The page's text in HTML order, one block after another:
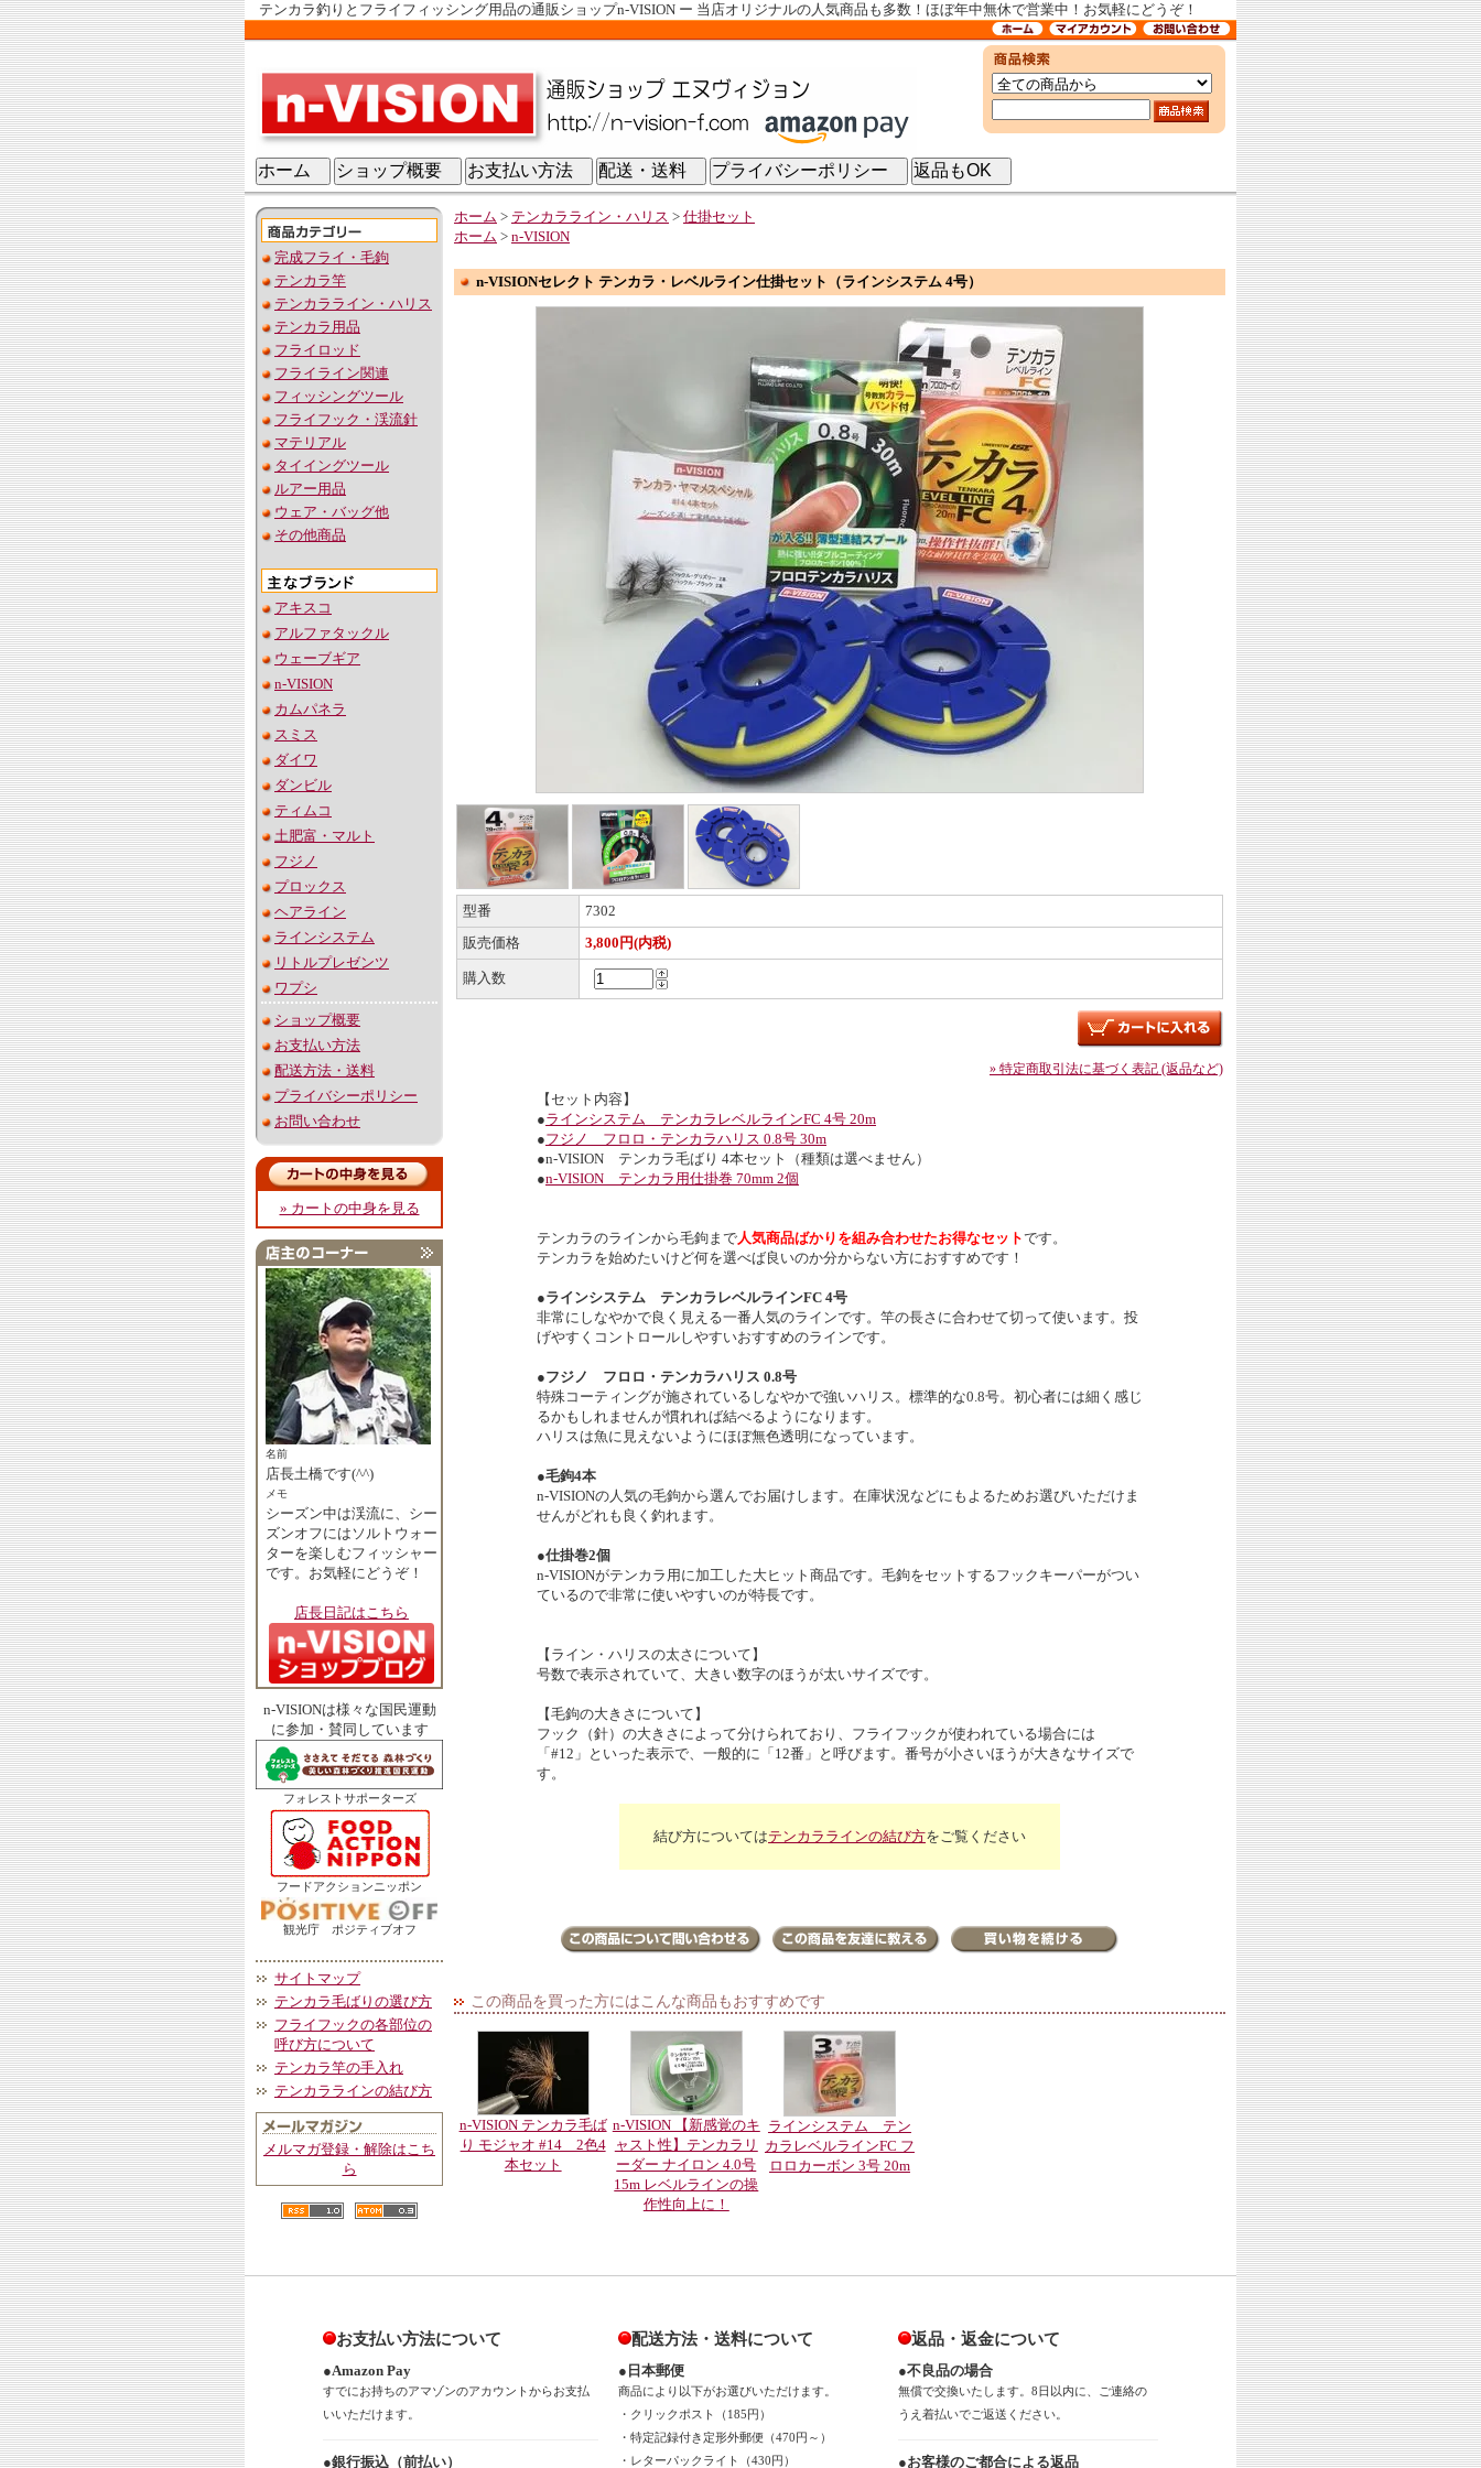
テンカラ釣りとフライフィッシング用品の通販ショップn-VISION ー 当店オリジナルの人気商品も多数！ほぼ年中無休で営業中！お気軽にどうぞ！
ホーム ショップ概要 お支払い方法 配送・送料 プライバシーポリシー 返品もOK
完成フライ・毛鉤
テンカラ竿
テンカラライン・ハリス
テンカラ用品
フライロッド
フライライン関連
フィッシングツール
フライフック・渓流針
マテリアル
タイイングツール
ルアー用品
ウェア・バッグ他
その他商品
アキスコ
アルファタックル
ウェーブギア
n-VISION
カムパネラ
スミス
ダイワ
ダンビル
ティムコ
土肥富・マルト
フジノ
プロックス
ヘアライン
ラインシステム
リトルプレゼンツ
ワプシ
ショップ概要
お支払い方法
配送方法・送料
プライバシーポリシー
お問い合わせ
» カートの中身を見る
名前
店長土橋です(^^)
メモ
シーズン中は渓流に、シー
ズンオフにはソルトウォー
ターを楽しむフィッシャー
です。お気軽にどうぞ！
店長日記はこちら
n-VISIONは様々な国民運動
に参加・賛同しています
フォレストサポーターズ
フードアクションニッポン
観光庁 ポジティブオフ
サイトマップ
テンカラ毛ばりの選び方
フライフックの各部位の
呼び方について
テンカラ竿の手入れ
テンカララインの結び方
メルマガ登録・解除はこち
ら
ホーム > テンカラライン・ハリス > 仕掛セット
ホーム > n-VISION
n-VISIONセレクト テンカラ・レベルライン仕掛セット（ラインシステム 4号）
型番 7302
販売価格 3,800円(内税)
購入数
» 特定商取引法に基づく表記 (返品など)
【セット内容】
●ラインシステム テンカラレベルラインFC 4号 20m
●フジノ フロロ・テンカラハリス 0.8号 30m
●n-VISION テンカラ毛ばり 4本セット（種類は選べません）
●n-VISION テンカラ用仕掛巻 70mm 2個
テンカラのラインから毛鉤まで人気商品ばかりを組み合わせたお得なセットです。
テンカラを始めたいけど何を選べば良いのか分からない方におすすめです！
●ラインシステム テンカラレベルラインFC 4号
非常にしなやかで良く見える一番人気のラインです。竿の長さに合わせて切って使います。投
げやすくコントロールしやすいおすすめのラインです。
●フジノ フロロ・テンカラハリス 0.8号
特殊コーティングが施されているしなやかで強いハリス。標準的な0.8号。初心者には細く感じ
るかもしれませんが慣れれば結べるようになります。
ハリスは魚に見えないようにほぼ無色透明になっています。
●毛鉤4本
n-VISIONの人気の毛鉤から選んでお届けします。在庫状況などにもよるためお選びいただけま
せんがどれも良く釣れます。
●仕掛巻2個
n-VISIONがテンカラ用に加工した大ヒット商品です。毛鉤をセットするフックキーパーがつい
ているので非常に使いやすいのが特長です。
【ライン・ハリスの太さについて】
号数で表示されていて、大きい数字のほうが太いサイズです。
【毛鉤の大きさについて】
フック（針）の大きさによって分けられており、フライフックが使われている場合には
「#12」といった表示で、一般的に「12番」と呼びます。番号が小さいほうが大きなサイズで
す。
結び方についてはテンカララインの結び方をご覧ください
この商品を買った方にはこんな商品もおすすめです
n-VISION テンカラ毛ば
り モジャオ #14 2色4
本セット
n-VISION 【新感覚のキ
ャスト性】テンカラリ
ーダー ナイロン 4.0号
15m レベルラインの操
作性向上に！
ラインシステム テン
カラレベルラインFC フ
ロロカーボン 3号 20m
お支払い方法について
●Amazon Pay
すでにお持ちのアマゾンのアカウントからお支払
いいただけます。
●銀行振込（前払い）
配送方法・送料について
●日本郵便
商品により以下がお選びいただけます。
・クリックポスト（185円）
・特定記録付き定形外郵便（470円～）
・レターパックライト（430円）
返品・返金について
●不良品の場合
無償で交換いたします。8日以内に、ご連絡の
うえ着払いでご返送ください。
●お客様のご都合による返品